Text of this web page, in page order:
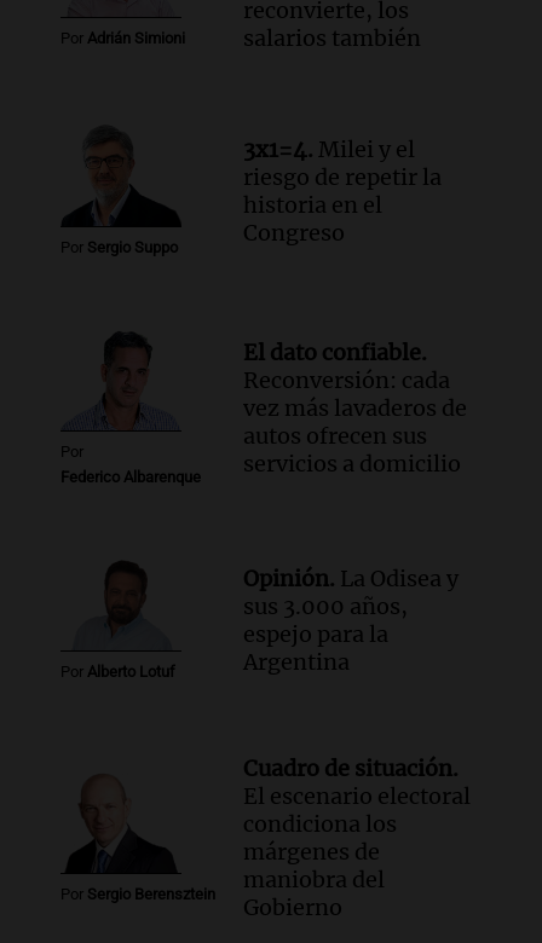
Audio.Productores rurales protestan
por el deterioro de rutas y caminos en el
Audio.
Salta registra 5.000 casos de
violencia escolar en lo que va del año,
afirma el secretario Becker
Panorama Federal
saldo trágico de 111 muertos y miles de
afectados en varias localidades
Episodios
Por Adrián Simioni
reconvierte, los
salarios también
Por Sergio Suppo
3x1=4. Milei y el
riesgo de repetir la
historia en el
Congreso
Por
Federico Albarenque
El dato confiable.
Reconversión: cada
vez más lavaderos de
autos ofrecen sus
servicios a domicilio
Por Alberto Lotuf
Opinión. La Odisea y
sus 3.000 años,
espejo para la
Argentina
Por Sergio Berensztein
Cuadro de situación.
El escenario electoral
condiciona los
márgenes de
maniobra del
Gobierno